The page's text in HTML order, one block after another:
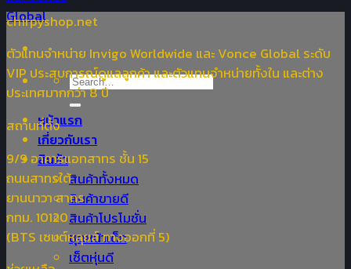
Search
for:
หน้าแรก
เกี่ยวกับเรา
สินค้า
สินค้าทั้งหมด
สินค้าขายดี
สินค้าโปรโมชั่น
ชุดหน้าเด็ก
เซ็ตหุ่นดี
chirpyshop.net
ตัวแทนจำหน่าย Invigo Worldwide และ Vonce Global ระดับ
VIP ประสบการณ์ดูแลลูกค้า และตัวแทนจำหน่ายทั้งใน และต่าง
ประเทศมากกว่า 8 ปี
สถานที่ตั้ง
9/9 อาคารแอทสาทร ชั้น 15
ถนนสาทรใต้
ยานนาวา สาทร
กทม. 10120
(BTS เซนต์หลุยส์ ทางออกที่ 5)